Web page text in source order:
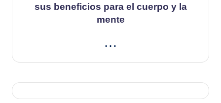
sus beneficios para el cuerpo y la
mente
…